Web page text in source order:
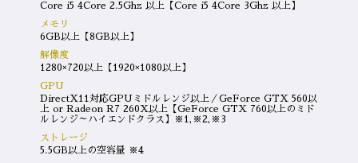
Core i5 4Core 2.5Ghz 以上【Core i5 4Core 3Ghz 以上】
メモリ
6GB以上【8GB以上】
解像度
1280×720以上【1920×1080以上】
GPU
DirectX11対応GPUミドルレンジ以上／GeForce GTX 560以
上 or Radeon R7 260X以上【GeForce GTX 760以上のミド
ルレンジ～ハイエンドクラス】※1,※2,※3
ストレージ
5.5GB以上の空容量 ※4